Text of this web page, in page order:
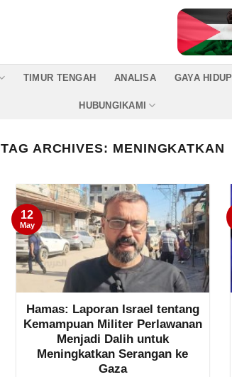
TIMUR TENGAH ANALISA GAYA HIDUP
HUBUNGIKAMI
TAG ARCHIVES: MENINGKATKAN
Hamas: Laporan Israel tentang
Kemampuan Militer Perlawanan
Menjadi Dalih untuk
Meningkatkan Serangan ke
Gaza
12
May